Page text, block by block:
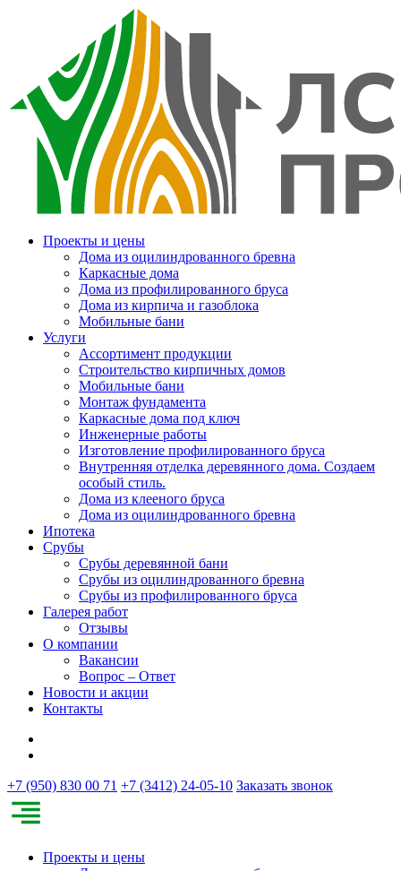
Проекты и цены
Дома из оцилиндрованного бревна
Каркасные дома
Дома из профилированного бруса
Дома из кирпича и газоблока
Мобильные бани
Услуги
Ассортимент продукции
Строительство кирпичных домов
Мобильные бани
Монтаж фундамента
Каркасные дома под ключ
Инженерные работы
Изготовление профилированного бруса
Внутренняя отделка деревянного дома. Создаем
особый стиль.
Дома из клееного бруса
Дома из оцилиндрованного бревна
Ипотека
Срубы
Срубы деревянной бани
Срубы из оцилиндрованного бревна
Срубы из профилированного бруса
Галерея работ
Отзывы
О компании
Вакансии
Вопрос – Ответ
Новости и акции
Контакты
+7 (950) 830 00 71 +7 (3412) 24-05-10 Заказать звонок
Проекты и цены